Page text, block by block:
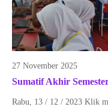
27 November 2025
Sumatif Akhir
Rabu, 13 / 12 / 2023 Klik